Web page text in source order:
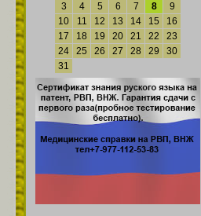
3
4 5 6 7 8
9
10
11 12 13 14 15
16
17
18 19 20 21 22
23
24
25 26 27 28 29
30
31